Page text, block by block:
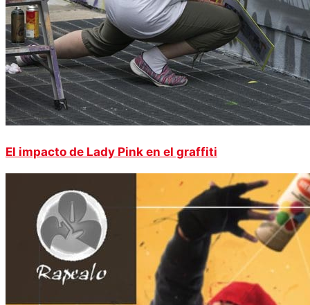
El impacto de Lady Pink en el graffiti